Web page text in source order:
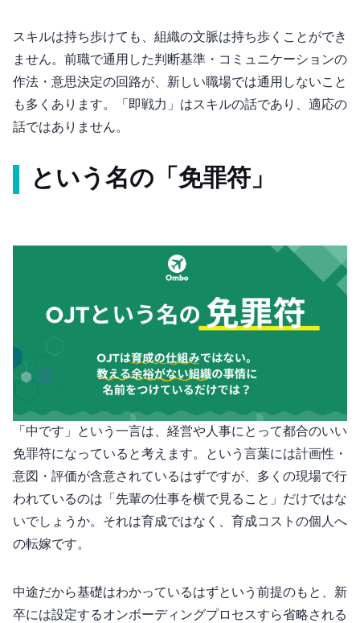
スキルは持ち歩けても、組織の文脈は持ち歩くことができ
ません。前職で通用した判断基準・コミュニケーションの
作法・意思決定の回路が、新しい職場では通用しないこと
も多くあります。「即戦力」はスキルの話であり、適応の
話ではありません。
OJTという名の「免罪符」
「OJT中です」という一言は、経営や人事にとって都合のいい
免罪符になっていると考えます。OJTという言葉には計画性・
意図・評価が含意されているはずですが、多くの現場で行
われているのは「先輩の仕事を横で見ること」だけではな
いでしょうか。それは育成ではなく、育成コストの個人へ
の転嫁です。
中途だから基礎はわかっているはずという前提のもと、新
卒には設定するオンボーディングプロセスすら省略される